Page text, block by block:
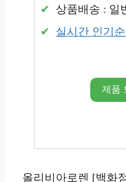
상품배송 : 일
실시간 인기순
제품
올리비아로렌 [백화